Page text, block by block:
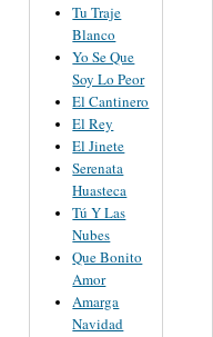
Tu Traje
Blanco
Yo Se Que
Soy Lo Peor
El Cantinero
El Rey
El Jinete
Serenata
Huasteca
Tú Y Las
Nubes
Que Bonito
Amor
Amarga
Navidad